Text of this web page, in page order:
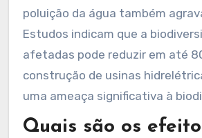
poluição da água também
Estudos indicam que a
afetadas pode reduzir em até
construção de usinas
uma ameaça significativa à
Quais são os